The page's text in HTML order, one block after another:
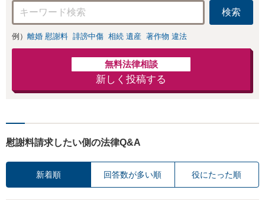
検索
例） 離婚 慰謝料 誹謗中傷 相続 遺産 著作物 違法
無料法律相談
新しく投稿する
慰謝料請求したい側の法律Q&A
新着順 回答数が多い順 役にたった順